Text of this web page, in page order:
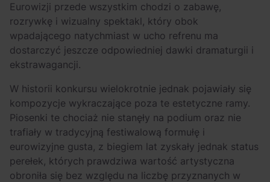
Eurowizji przede wszystkim chodzi o zabawę,
rozrywkę i wizualny spektakl, który obok
wpadającego natychmiast w ucho refrenu ma
dostarczyć jeszcze odpowiedniej dawki dramaturgii i
ekstrawagancji.
W historii konkursu wielokrotnie jednak pojawiały się
kompozycje wykraczające poza te estetyczne ramy.
Piosenki te chociaż nie stanęły na podium oraz nie
trafiały w tradycyjną festiwalową formułę i
eurowizyjne gusta, z biegiem lat zyskały jednak status
perełek, których prawdziwa wartość artystyczna
obroniła się bez względu na liczbę przyznanych w